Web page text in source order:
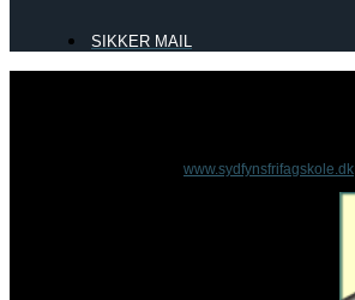
SIKKER MAIL
www.sydfynsfrifagskole.dk